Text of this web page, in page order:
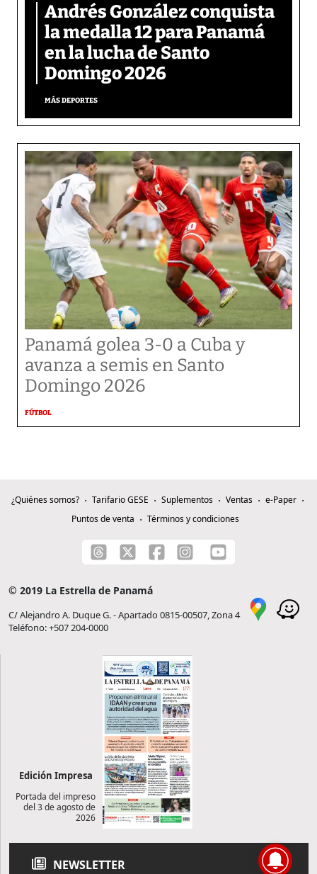
Andrés González conquista
la medalla 12 para Panamá
en la lucha de Santo
Domingo 2026
MÁS DEPORTES
Panamá golea 3-0 a Cuba y
avanza a semis en Santo
Domingo 2026
FÚTBOL
¿Quiénes somos? Tarifario GESE Suplementos Ventas
e-Paper
Puntos de venta
Términos y condiciones
© 2019 La Estrella de Panamá
C/ Alejandro A. Duque G. - Apartado 0815-00507, Zona 4
Teléfono: +507 204-0000
Edición Impresa
Portada del impreso
del 3 de agosto de
2026
NEWSLETTER